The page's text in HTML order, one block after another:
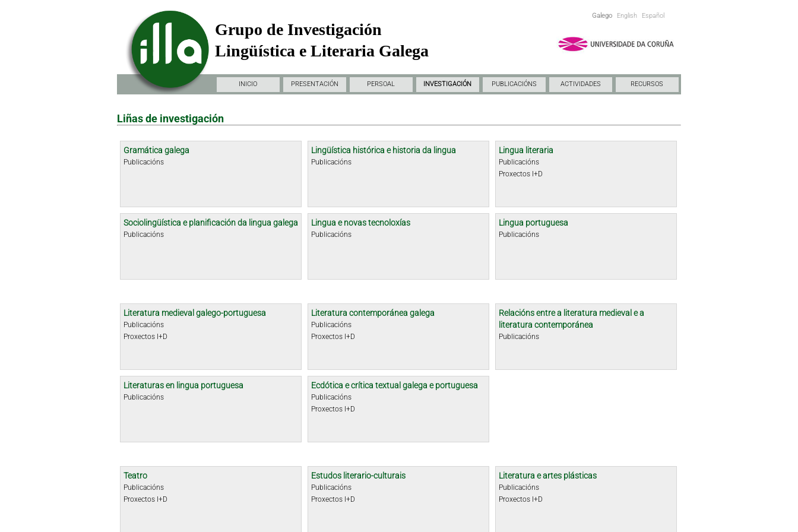
Galego English Español
Grupo de Investigación
Lingüística e Literaria Galega
INICIO PRESENTACIÓN PERSOAL INVESTIGACIÓN PUBLICACIÓNS ACTIVIDADES RECURSOS
Liñas de investigación
Gramática galega
Publicacións
Lingüística histórica e historia da lingua
Publicacións
Lingua literaria
Publicacións
Proxectos I+D
Sociolingüística e planificación da lingua galega
Publicacións
Lingua e novas tecnoloxías
Publicacións
Lingua portuguesa
Publicacións
Literatura medieval galego-portuguesa
Publicacións
Proxectos I+D
Literatura contemporánea galega
Publicacións
Proxectos I+D
Relacións entre a literatura medieval e a
literatura contemporánea
Publicacións
Literaturas en lingua portuguesa
Publicacións
Ecdótica e crítica textual galega e portuguesa
Publicacións
Proxectos I+D
Teatro
Publicacións
Proxectos I+D
Estudos literario-culturais
Publicacións
Proxectos I+D
Literatura e artes plásticas
Publicacións
Proxectos I+D